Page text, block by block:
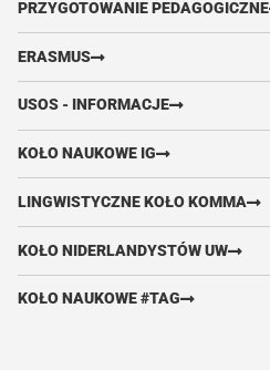
PRZYGOTOWANIE PEDAGOGICZNE
ERASMUS
USOS - INFORMACJE
KOŁO NAUKOWE IG
LINGWISTYCZNE KOŁO KOMMA
KOŁO NIDERLANDYSTÓW UW
KOŁO NAUKOWE #TAG